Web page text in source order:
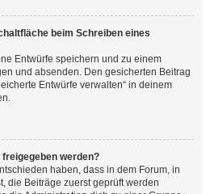
beim Schreiben eines
Entwürfe speichern und zu einem
und absenden. Den gesicherten Beitrag
Entwürfe verwalten“ in deinem
werden?
haben, dass in dem Forum, in
die Beiträge zuerst geprüft werden